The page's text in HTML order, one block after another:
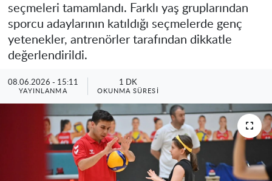
seçmeleri tamamlandı. Farklı yaş gruplarından
sporcu adaylarının katıldığı seçmelerde genç
yetenekler, antrenörler tarafından dikkatle
değerlendirildi.
08.06.2026 - 15:11
YAYINLANMA
1 DK
OKUNMA SÜRESI
Soma
Resmi İlanlar
Son Dakika Haberleri
Haber Arşivi